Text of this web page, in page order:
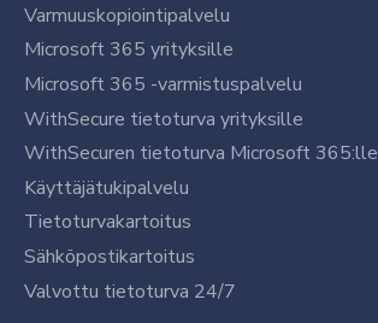
Varmuuskopiointipalvelu
Microsoft 365 yrityksille
Microsoft 365 -varmistuspalvelu
WithSecure tietoturva yrityksille
WithSecuren tietoturva Microsoft 365:lle
Käyttäjätukipalvelu
Tietoturvakartoitus
Sähköpostikartoitus
Valvottu tietoturva 24/7